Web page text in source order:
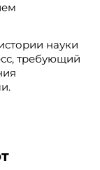
науки
требующий